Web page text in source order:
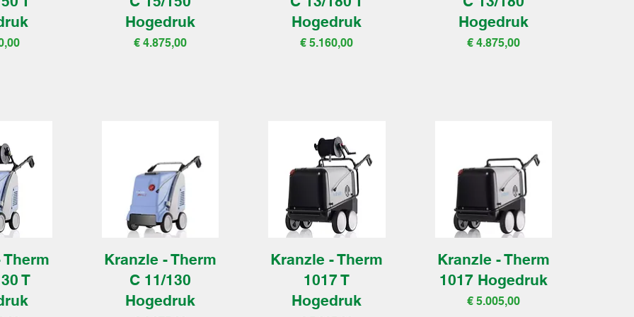
Hogedruk
Prijs
€ 4.875,00
Hogedruk
Prijs
€ 5.160,00
Hogedruk
Prijs
€ 4.875,00
Therm
T
Kranzle - Therm
C 11/130
Hogedruk
Kranzle - Therm
1017 T
Hogedruk
Kranzle - Therm
1017 Hogedruk
Prijs
€ 5.005,00